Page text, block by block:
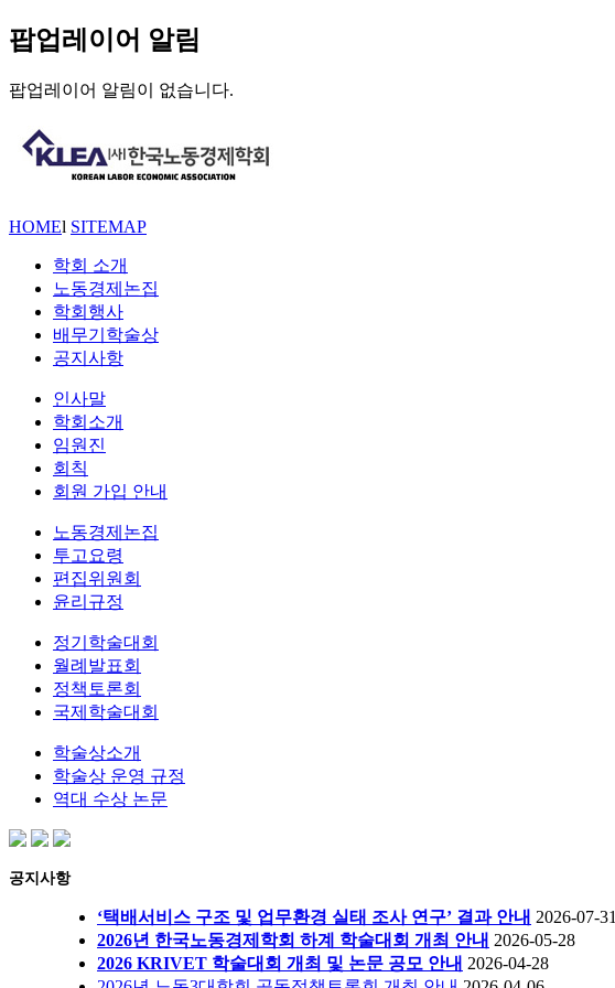
팝업레이어 알림
팝업레이어 알림이 없습니다.
HOMEl SITEMAP
학회 소개
노동경제논집
학회행사
배무기학술상
공지사항
인사말
학회소개
임원진
회칙
회원 가입 안내
노동경제논집
투고요령
편집위원회
윤리규정
정기학술대회
월례발표회
정책토론회
국제학술대회
학술상소개
학술상 운영 규정
역대 수상 논문
공지사항
‘택배서비스 구조 및 업무환경 실태 조사 연구’ 결과 안내 2026-07-31
2026년 한국노동경제학회 하계 학술대회 개최 안내 2026-05-28
2026 KRIVET 학술대회 개최 및 논문 공모 안내 2026-04-28